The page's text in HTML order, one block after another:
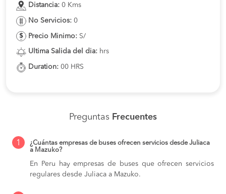
Distancia: 0 Kms
No Servicios: 0
Precio Minimo: S/
Ultima Salida del dia: hrs
Duration: 00 HRS
Preguntas Frecuentes
1
¿Cuántas empresas de buses ofrecen servicios desde Juliaca
a Mazuko?
En Peru hay empresas de buses que ofrecen servicios
regulares desde Juliaca a Mazuko.